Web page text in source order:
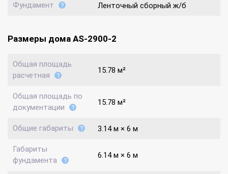
Фундамент Ленточный сборный ж/б
Размеры дома AS-2900-2
Общая площадь
расчетная
15.78 м²
Общая площадь по
документации
15.78 м²
Общие габариты 3.14 м × 6 м
Габариты
фундамента
6.14 м × 6 м